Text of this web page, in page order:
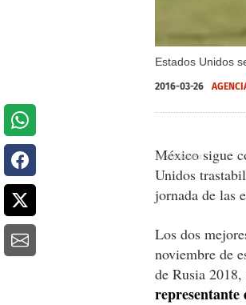
Estados Unidos
2016-03-26
México sigue
Unidos
jornada de las
Los dos
noviembre de
de Rusia 2018,
representante